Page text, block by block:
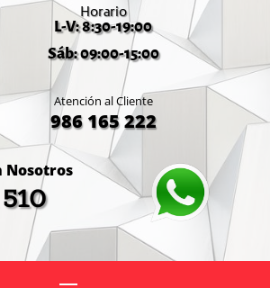
Horario
L-V: 8:30-19:00
Sáb: 09:00-15:00
Atención al Cliente
986 165 222
Nosotros